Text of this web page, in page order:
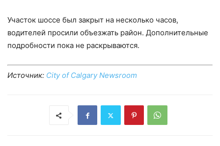
Участок шоссе был закрыт на несколько часов,
водителей просили объезжать район. Дополнительные
подробности пока не раскрываются.
Источник: City of Calgary Newsroom